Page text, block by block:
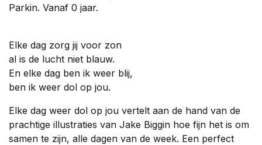
Parkin. Vanaf 0 jaar.
Elke dag zorg jij voor zon
al is de lucht niet blauw.
En elke dag ben ik weer blij,
ben ik weer dol op jou.
Elke dag weer dol op jou vertelt aan de hand van de
prachtige illustraties van Jake Biggin hoe fijn het is om
samen te zijn, alle dagen van de week. Een perfect